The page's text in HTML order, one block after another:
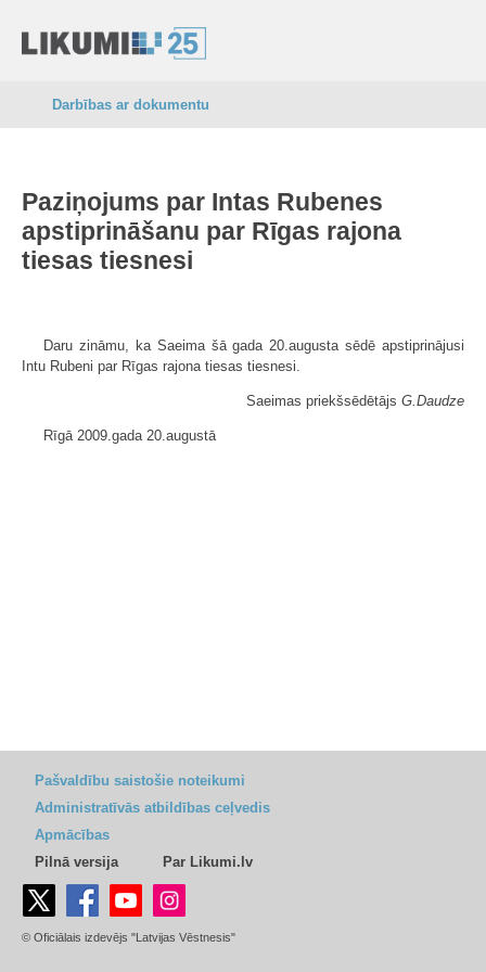
Darbības ar dokumentu
Paziņojums par Intas Rubenes
apstiprināšanu par Rīgas rajona
tiesas tiesnesi
Daru zināmu, ka Saeima šā gada 20.augusta sēdē apstiprinājusi
Intu Rubeni par Rīgas rajona tiesas tiesnesi.
Saeimas priekšsēdētājs G.Daudze
Rīgā 2009.gada 20.augustā
Pašvaldību saistošie noteikumi
Administratīvās atbildības ceļvedis
Apmācības
Pilnā versija
Par Likumi.lv
© Oficiālais izdevējs "Latvijas Vēstnesis"